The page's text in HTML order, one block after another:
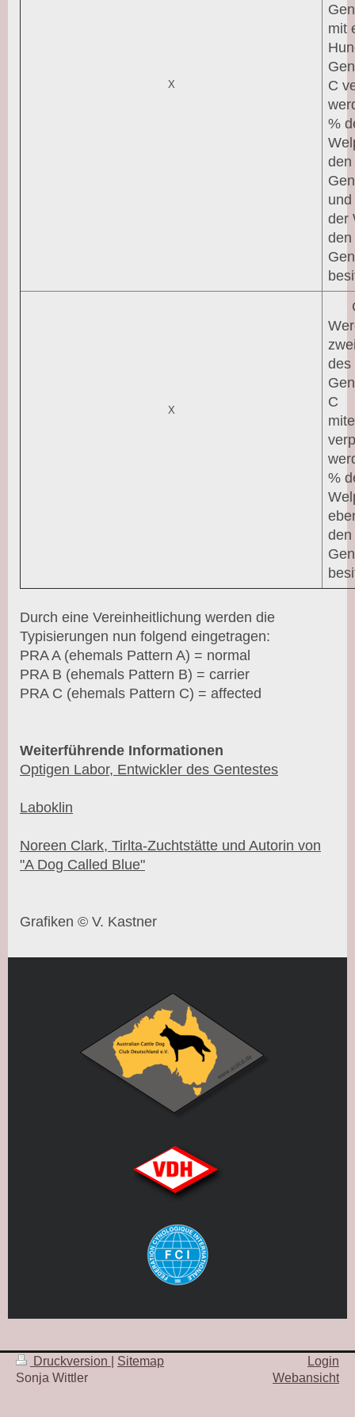
X
mit
C
%
den
der
den
X
des
C
%
den
Durch eine Vereinheitlichung werden die
Typisierungen nun folgend eingetragen:
PRA A (ehemals Pattern A) = normal
PRA B (ehemals Pattern B) = carrier
PRA C (ehemals Pattern C) = affected
Weiterführende Informationen
Optigen Labor, Entwickler des Gentestes
Laboklin
Noreen Clark, Tirlta-Zuchtstätte und Autorin von
"A Dog Called Blue"
Grafiken © V. Kastner
Druckversion
Sitemap
Sonja Wittler
Login
Webansicht